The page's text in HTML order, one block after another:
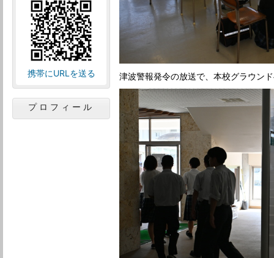
津波警報発令の放送で、本校グラウン
携帯にURLを送る
プロフィール